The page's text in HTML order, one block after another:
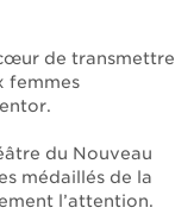
de transmettre
femmes
du Nouveau
médaillés de la
l’attention.